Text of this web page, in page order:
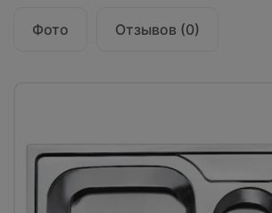
Фото Отзывов (0)